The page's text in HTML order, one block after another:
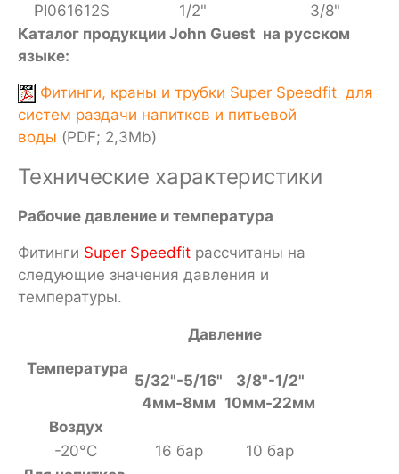
PI061612S
1/2"
3/8"
Каталог продукции John Guest на русском
языке:
Фитинги, краны и трубки Super Speedfit для
систем раздачи напитков и питьевой
воды (PDF; 2,3Mb)
Технические характеристики
Рабочие давление и температура
Фитинги Super Speedfit рассчитаны на
следующие значения давления и
температуры.
Температура
Давление
5/32"-5/16"
4мм-8мм
3/8"-1/2"
10мм-22мм
Воздух
-20°С
16 бар
10 бар